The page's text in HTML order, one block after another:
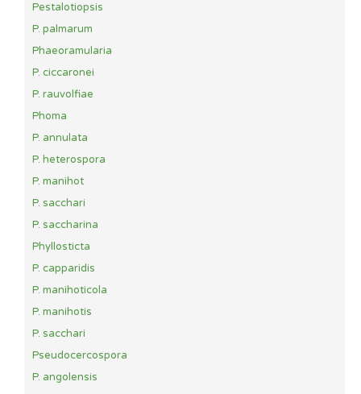
Pestalotiopsis
P. palmarum
Phaeoramularia
P. ciccaronei
P. rauvolfiae
Phoma
P. annulata
P. heterospora
P. manihot
P. sacchari
P. saccharina
Phyllosticta
P. capparidis
P. manihoticola
P. manihotis
P. sacchari
Pseudocercospora
P. angolensis